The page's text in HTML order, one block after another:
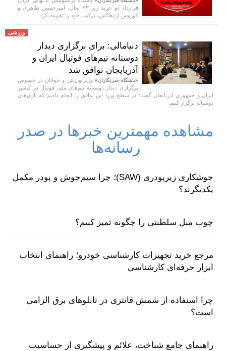
قرارداد دو خرید زیر ۲۳ سال، امیرحسین طاهری و
کوروش اژدهاکش، ترکیب خود را تقویت کرد.
ورزشی
دنیامالی: برای برگزاری دیدار
دوستانه تیم‌های فوتبال ایران و
آذربایجان توافق شد
«باشگاه خبرنگاران» وزیر ورزش و جوانان در خصوص
برگزاری دیدار دوستانه تیم‌های ملی فوتبال دو کشور
ایران و جمهوری آذربایجان گفت: در سطح وزرا این توافق را انجام دادیم که بازی‌های
دوستانه برگزار کنیم.
مشاهده مهمترین خبرها در صدر
رسانه‌ها
جوشکاری زیرپودری (SAW)؛ چرا سیم‌جوش و پودر مکمل
یکدیگرند؟
چوب مبل سلطنتی را چگونه تمیز کنیم؟
مرجع خرید تجهیزات کارشناسی خودرو؛ راهنمای انتخاب
ابزار حرفه‌ای کارشناسی
چرا استفاده از شمش فانتزی در تابلوهای برق الزامی
است؟
راهنمای جامع شناخت، علائم و پیشگیری از حساسیت